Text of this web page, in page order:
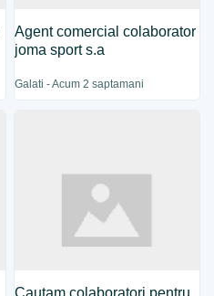
Agent comercial colaborator
joma sport s.a
Galati - Acum 2 saptamani
Cautam colaboratori pentru